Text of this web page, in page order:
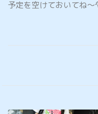
予定を空けておいてね〜